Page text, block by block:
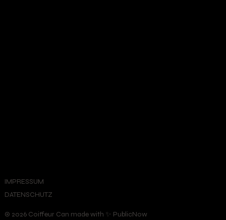
IMPRESSUM
DATENSCHUTZ
© 2026 Coiffeur Can made with ✨ PublicNow